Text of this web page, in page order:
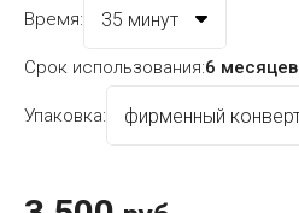
Время:
Срок использования:6 месяцев
Упаковка: